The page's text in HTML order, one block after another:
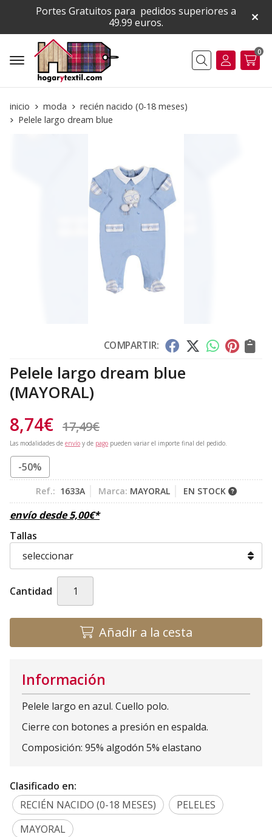
Portes Gratuitos para pedidos superiores a
49.99 euros.
Buscar
0
inicio moda
recién nacido (0-18 meses)
Pelele largo dream blue
COMPARTIR:
Pelele largo dream blue
(MAYORAL)
8,74€ 17,49€
Las modalidades de envío y de pago pueden variar el importe final del pedido.
-50%
Ref.: 1633A Marca: MAYORAL EN STOCK
envío desde5,00€*
Tallas
Cantidad
Añadir a la cesta
Información
Pelele largo en azul. Cuello polo.
Cierre con botones a presión en espalda.
Composición: 95% algodón 5% elastano
Clasificado en:
RECIÉN NACIDO (0-18 MESES)
PELELES
MAYORAL